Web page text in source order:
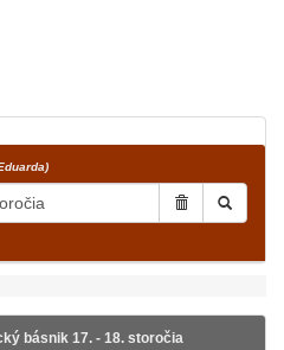
básnik 17. - 18. storočia